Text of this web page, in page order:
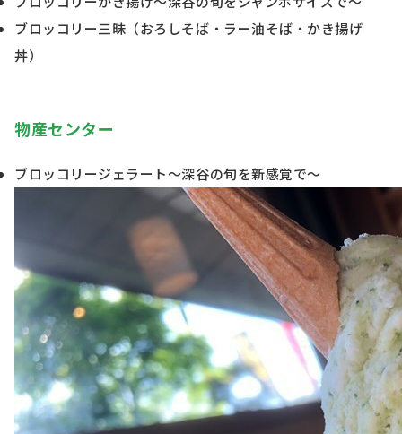
ブロッコリー三昧（おろしそば・ラー油そば・かき揚げ
丼）
物産センター
ブロッコリージェラート～深谷の旬を新感覚で～